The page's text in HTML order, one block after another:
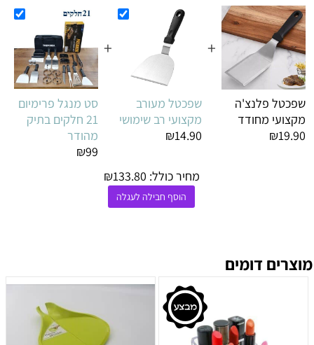
שפכטל פלנצ'ה
מקצועי מחודד
₪19.90
+
שפכטל מעורב
מקצועי רב שימושי
₪14.90
+
סט מנגל פרימיום
21 חלקים בתיק
מהודר
₪99
מחיר כולל:
₪133.80
הוסף חבילה לעגלה
מוצרים דומים